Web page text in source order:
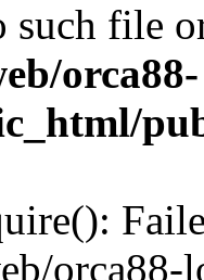
such file
orca88-